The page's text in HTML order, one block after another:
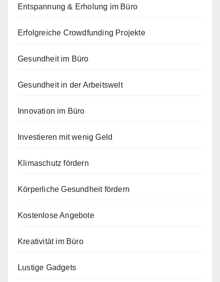
Entspannung & Erholung im Büro
Erfolgreiche Crowdfunding Projekte
Gesundheit im Büro
Gesundheit in der Arbeitswelt
Innovation im Büro
Investieren mit wenig Geld
Klimaschutz fördern
Körperliche Gesundheit fördern
Kostenlose Angebote
Kreativität im Büro
Lustige Gadgets